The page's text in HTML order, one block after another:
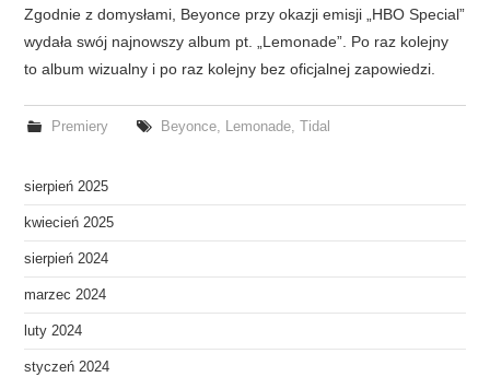
Zgodnie z domysłami, Beyonce przy okazji emisji „HBO Special”
wydała swój najnowszy album pt. „Lemonade”. Po raz kolejny
to album wizualny i po raz kolejny bez oficjalnej zapowiedzi.
Premiery Beyonce, Lemonade, Tidal
sierpień 2025
kwiecień 2025
sierpień 2024
marzec 2024
luty 2024
styczeń 2024